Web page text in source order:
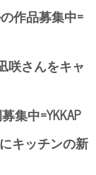
作品募集中=
咲さんをキャ
集中=YKKAP
キッチンの新